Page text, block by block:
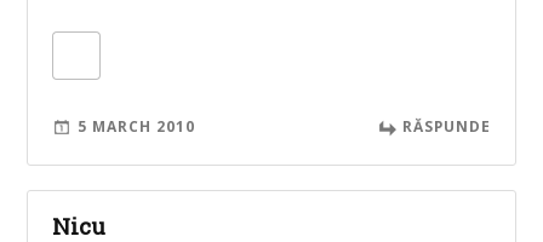
5 MARCH 2010 RĂSPUNDE
Nicu